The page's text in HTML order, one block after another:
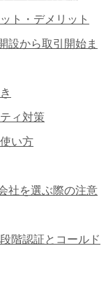
ト・デメリット
設から取引開始ま
ィ対策
い方
社を選ぶ際の注意
階認証とコールド